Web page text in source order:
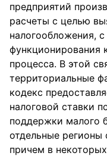
предприятий
расчеты с целью
налогообложения,
функционирования
процесса. В этой
территориальные
кодекс
налоговой ставки
поддержки малого
отдельные регионы
причем в